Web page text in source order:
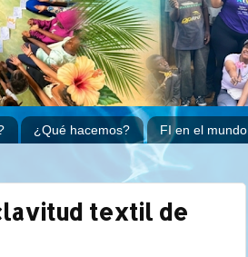
¿Qué hacemos? FI en el mundo
textil de